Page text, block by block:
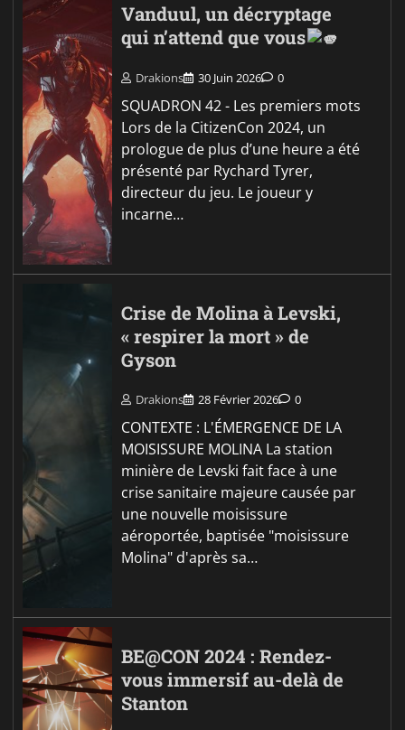
Vanduul, un décryptage
qui n’attend que vous
Drakions 30 Juin 2026 0
SQUADRON 42 - Les premiers mots
Lors de la CitizenCon 2024, un
prologue de plus d’une heure a été
présenté par Rychard Tyrer,
directeur du jeu. Le joueur y
incarne…
Crise de Molina à Levski,
« respirer la mort » de
Gyson
Drakions 28 Février 2026 0
CONTEXTE : L'ÉMERGENCE DE LA
MOISISSURE MOLINA La station
minière de Levski fait face à une
crise sanitaire majeure causée par
une nouvelle moisissure
aéroportée, baptisée "moisissure
Molina" d'après sa…
BE@CON 2024 : Rendez-
vous immersif au-delà de
Stanton